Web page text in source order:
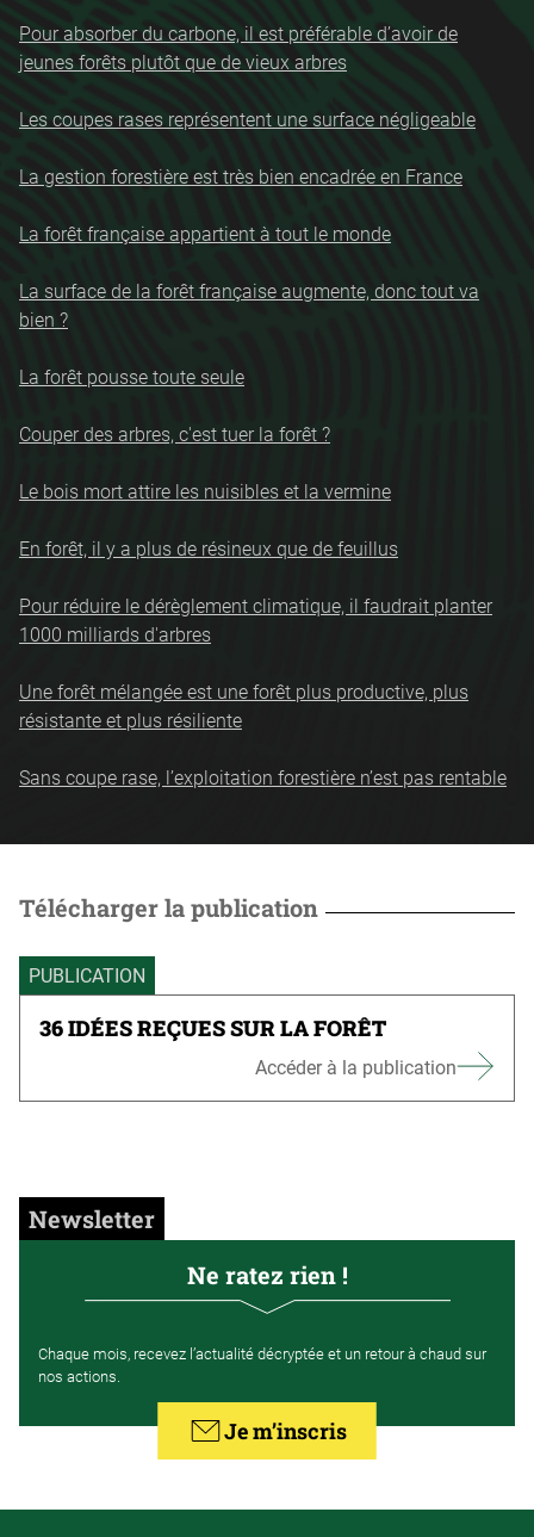
Pour absorber du carbone, il est préférable d’avoir de
jeunes forêts plutôt que de vieux arbres
Les coupes rases représentent une surface négligeable
La gestion forestière est très bien encadrée en France
La forêt française appartient à tout le monde
La surface de la forêt française augmente, donc tout va
bien ?
La forêt pousse toute seule
Couper des arbres, c'est tuer la forêt ?
Le bois mort attire les nuisibles et la vermine
En forêt, il y a plus de résineux que de feuillus
Pour réduire le dérèglement climatique, il faudrait planter
1000 milliards d'arbres
Une forêt mélangée est une forêt plus productive, plus
résistante et plus résiliente
Sans coupe rase, l’exploitation forestière n’est pas rentable
Télécharger la publication
PUBLICATION
36 IDÉES REÇUES SUR LA FORÊT
Accéder à la publication
Newsletter
Ne ratez rien !
Chaque mois, recevez l’actualité décryptée et un retour à chaud sur
nos actions.
Je m’inscris